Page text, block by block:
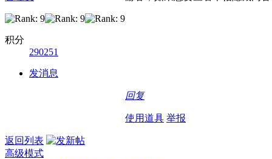
积分
290251
发消息
回复
使用道具 举报
返回列表
高级模式